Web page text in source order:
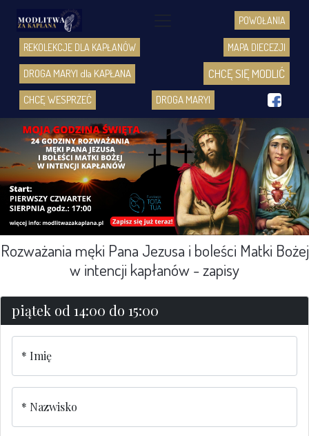
POWOŁANIA
REKOLEKCJE DLA KAPŁANÓW MAPA DIECEZJI
DROGA MARYI dla KAPŁANA CHCĘ SIĘ MODLIĆ
CHCĘ WESPRZEĆ DROGA MARYI f
Rozważania męki Pana Jezusa i boleści Matki Bożej
w intencji kapłanów - zapisy
piątek od 14:00 do 15:00
Imię
Nazwisko